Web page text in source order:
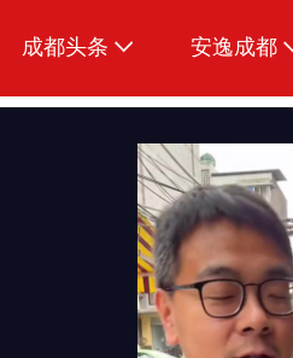
成都头条
原创
安逸成都
生活
美食
品荐成都